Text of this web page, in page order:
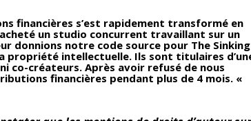
financières s’est rapidement transformé en
un studio concurrent travaillant sur un
donnions notre code source pour The Sinking
propriété intellectuelle. Ils sont titulaires
co-créateurs. Après avoir refusé de nous
financières pendant plus de 4 mois. «